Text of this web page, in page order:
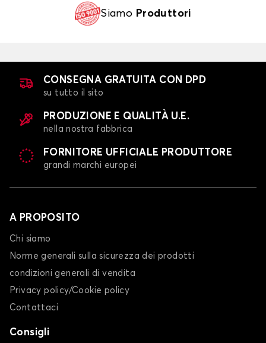
Siamo Produttori
CONSEGNA GRATUITA CON DPD
su tutto il sito
PRODUZIONE E QUALITÀ U.E.
nella nostra fabbrica
FORNITORE UFFICIALE PRODUTTORE
grandi marchi europei
A PROPOSITO
Chi siamo
Norme generali sulla sicurezza dei prodotti
condizioni generali di vendita
Privacy policy/Cookie policy
Contattaci
Consigli